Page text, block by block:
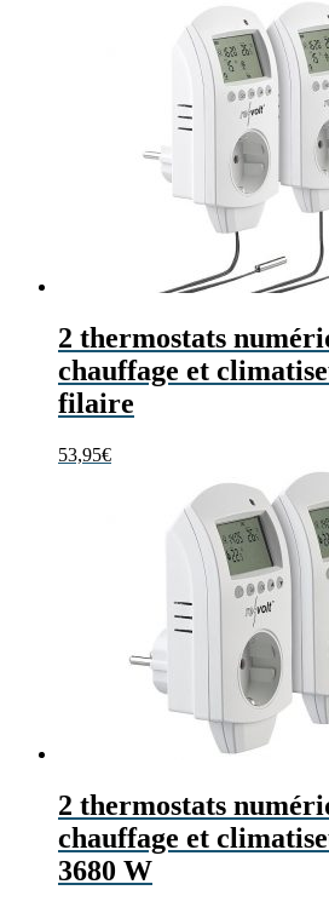
2 thermostats
chauffage et
filaire
53,95€
2 thermostats
chauffage et
3680 W